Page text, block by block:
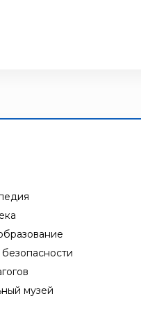
безопасности
музей